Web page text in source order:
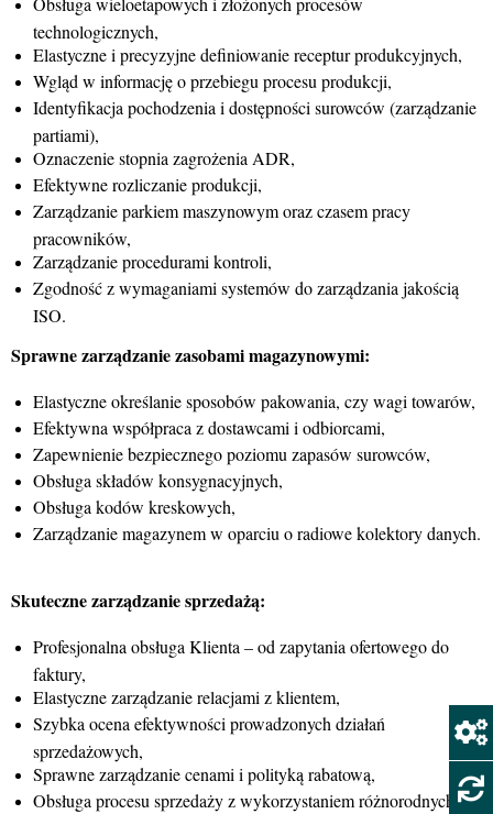
technologicznych,
Elastyczne i precyzyjne definiowanie receptur produkcyjnych,
Wgląd w informację o przebiegu procesu produkcji,
Identyfikacja pochodzenia i dostępności surowców (zarządzanie
partiami),
Oznaczenie stopnia zagrożenia ADR,
Efektywne rozliczanie produkcji,
Zarządzanie parkiem maszynowym oraz czasem pracy
pracowników,
Zarządzanie procedurami kontroli,
Zgodność z wymaganiami systemów do zarządzania jakością
ISO.
Sprawne zarządzanie zasobami magazynowymi:
Elastyczne określanie sposobów pakowania, czy wagi towarów,
Efektywna współpraca z dostawcami i odbiorcami,
Zapewnienie bezpiecznego poziomu zapasów surowców,
Obsługa składów konsygnacyjnych,
Obsługa kodów kreskowych,
Zarządzanie magazynem w oparciu o radiowe kolektory danych.
Skuteczne zarządzanie sprzedażą:
Profesjonalna obsługa Klienta – od zapytania ofertowego do
faktury,
Elastyczne zarządzanie relacjami z klientem,
Szybka ocena efektywności prowadzonych działań
sprzedażowych,
Sprawne zarządzanie cenami i polityką rabatową,
Obsługa procesu sprzedaży z wykorzystaniem różnorodnych